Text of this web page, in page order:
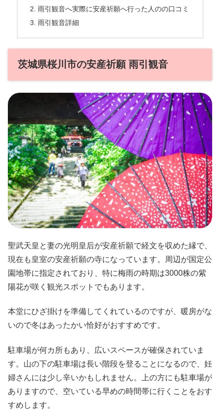
雨引観音へ実際に安産祈願へ行った人のの口コミ
雨引観音詳細
茨城県桜川市の安産祈願 雨引観音
聖武天皇と妻の光明皇后が安産祈願で経文を収めた縁で、
現在も皇室の安産祈願の寺になっています。周辺が国定公
園地帯に指定されており、特に梅雨の時期は3000株の紫
陽花が咲く観光スポットでもあります。
本堂にひざ掛けを準備してくれているのですが、暖房がな
いので冬はあったかい恰好がおすすめです。
駐車場が何カ所もあり、広いスペースが確保されていま
す。山の下の駐車場は長い階段を登ることになるので、妊
婦さんには少し辛いかもしれません。上の方にも駐車場が
ありますので、空いている早めの時間帯に行くことをおす
すめします。